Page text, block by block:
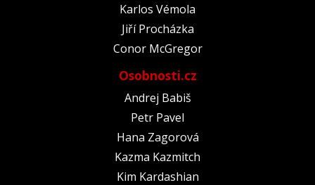
Karlos Vémola
Jiří Procházka
Conor McGregor
Osobnosti.cz
Andrej Babiš
Petr Pavel
Hana Zagorová
Kazma Kazmitch
Kim Kardashian